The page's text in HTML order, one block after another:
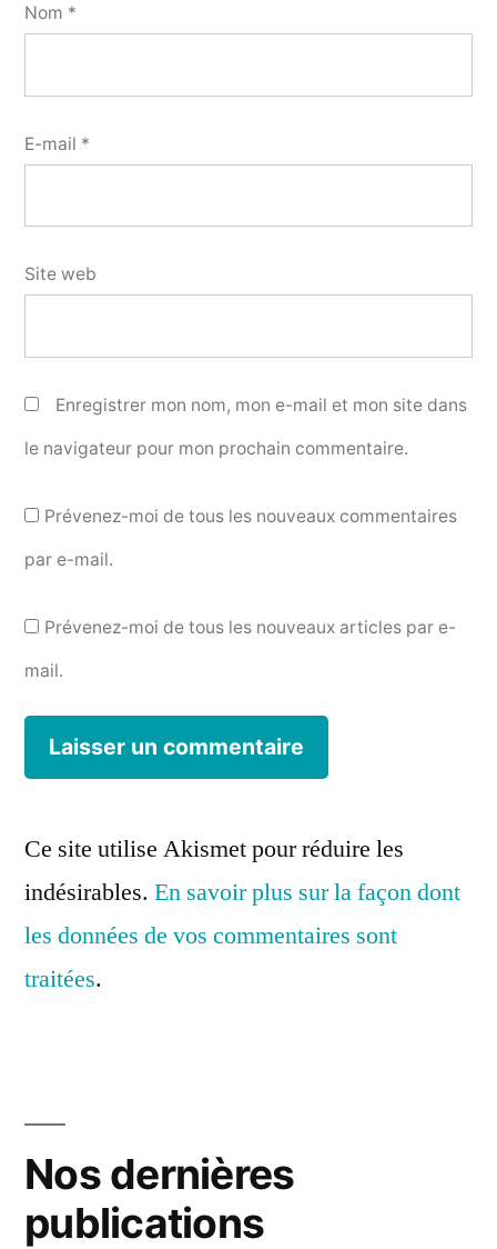
Nom *
E-mail *
Site web
Enregistrer mon nom, mon e-mail et mon site dans
le navigateur pour mon prochain commentaire.
Prévenez-moi de tous les nouveaux commentaires
par e-mail.
Prévenez-moi de tous les nouveaux articles par e-
mail.
Ce site utilise Akismet pour réduire les
indésirables. En savoir plus sur la façon dont
les données de vos commentaires sont
traitées.
Nos dernières
publications